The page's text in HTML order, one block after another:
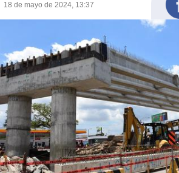
18 de mayo de 2024, 13:37